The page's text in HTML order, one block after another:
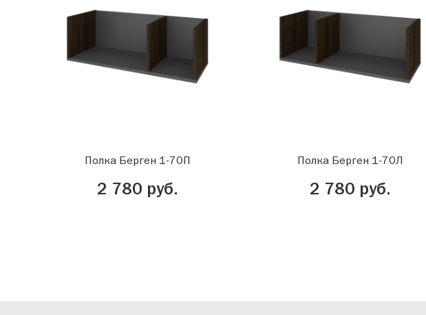
Полка Берген 1-70П
2 780 руб.
Полка Берген 1-70Л
2 780 руб.